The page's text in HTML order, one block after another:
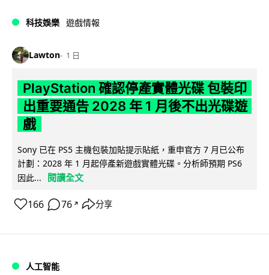
科技娛樂 遊戲情報
Lawton 1 日
PlayStation 確認停產實體光碟 包裝印
出重要通告 2028 年 1 月後不出光碟遊
戲
Sony 已在 PS5 主機包裝加貼提示貼紙，重申官方 7 月已公布
計劃：2028 年 1 月起停產新遊戲實體光碟。分析師預期 PS6
因此...
閱讀全文
166 76 ↗ 分享
人工智能